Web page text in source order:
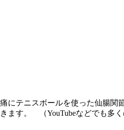
テニスボールを使った仙腸関
ます。 （YouTubeなどでも多